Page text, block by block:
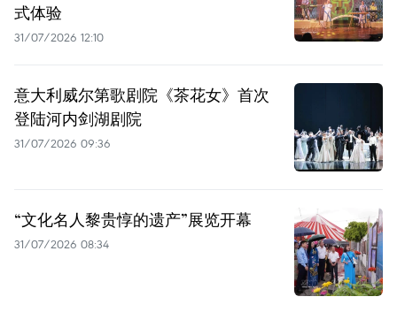
式体验
31/07/2026 12:10
意大利威尔第歌剧院《茶花女》首次
登陆河内剑湖剧院
31/07/2026 09:36
“文化名人黎贵惇的遗产”展览开幕
31/07/2026 08:34